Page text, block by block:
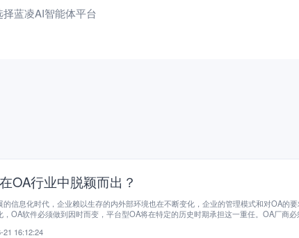
蓝凌AI智能体平台
OA行业中脱颖而出？
的信息化时代，企业赖以生存的内外部环境也在不断变化，企业的管理模式和对OA的
，OA软件必须做到因时而变，平台型OA将在特定的历史时期承担这一重任。OA厂商必
21 16:12:24